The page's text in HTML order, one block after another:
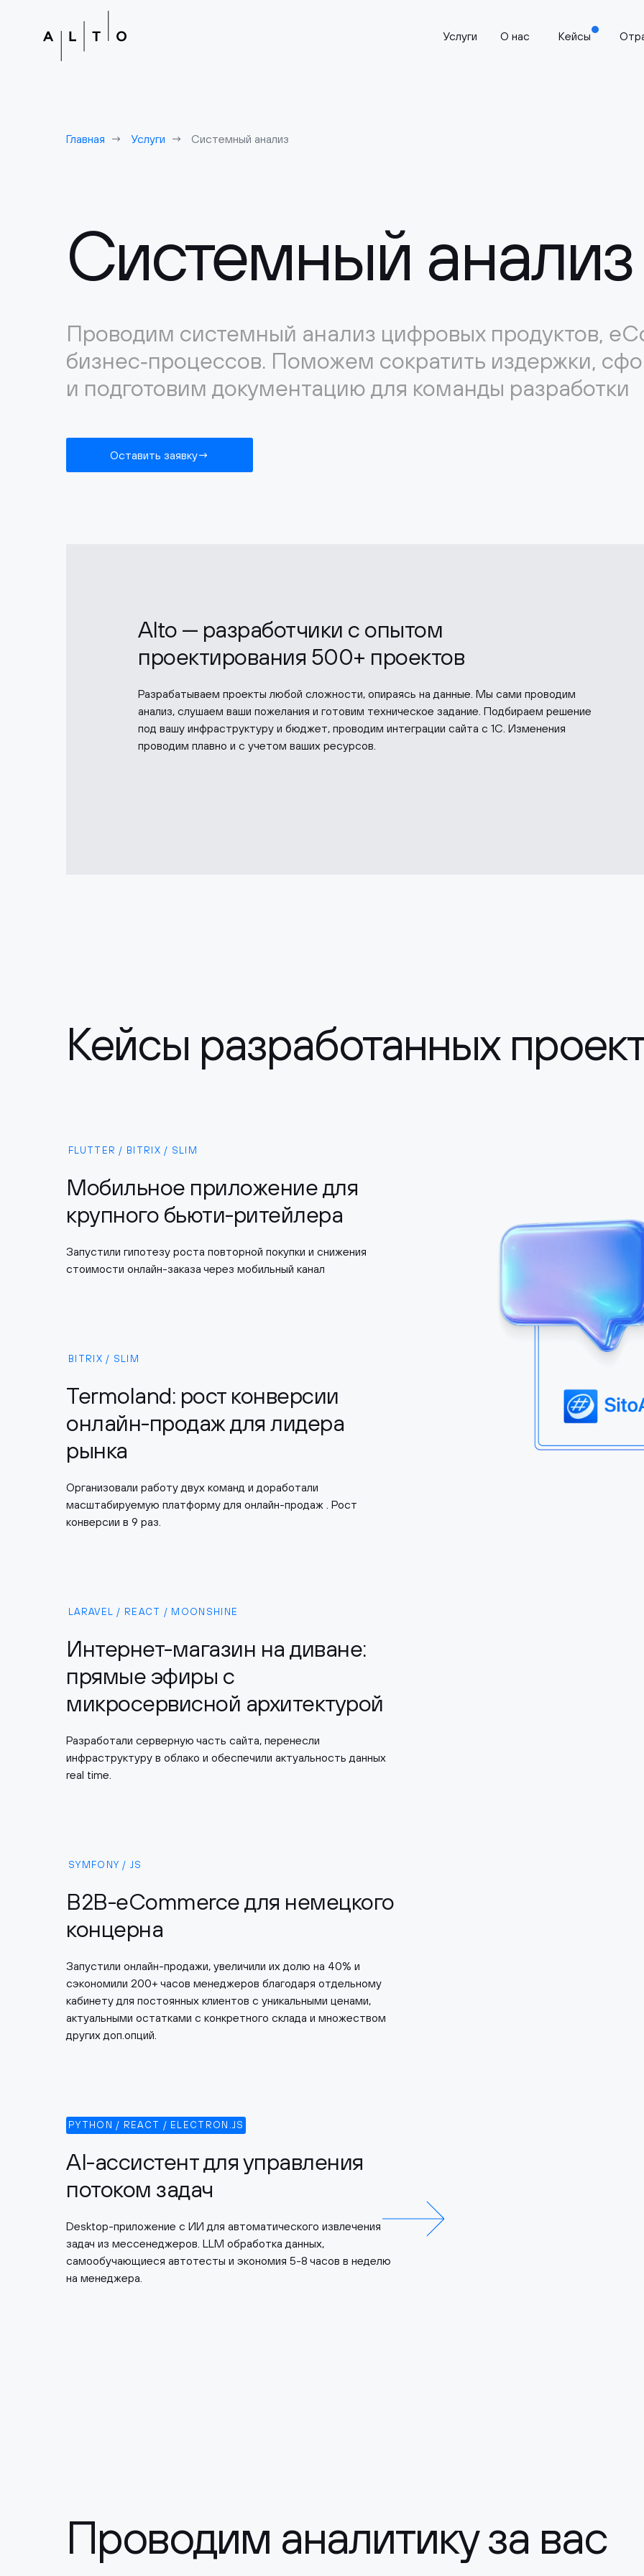
Услуги О нас Кейсы
Главная Услуги Системный анализ
Системный анализ
Проводим системный анализ цифровых продуктов,
бизнес‑процессов. Поможем сократить издержки,
и подготовим документацию для команды разработки
Оставить заявку
Alto — разработчики с опытом
проектирования 500+ проектов
Разрабатываем проекты любой сложности, опираясь на данные. Мы сами проводим
анализ, слушаем ваши пожелания и готовим техническое задание. Подбираем решение
под вашу инфраструктуру и бюджет, проводим интеграции сайта с 1С. Изменения
проводим плавно и с учетом ваших ресурсов.
Кейсы разработанных
FLUTTER / BITRIX / SLIM
Мобильное приложение для
крупного бьюти-ритейлера
Запустили гипотезу роста повторной покупки и снижения
стоимости онлайн-заказа через мобильный канал
BITRIX / SLIM
Termoland: рост конверсии
онлайн-продаж для лидера
рынка
Организовали работу двух команд и доработали
масштабируемую платформу для онлайн-продаж . Рост
конверсии в 9 раз.
LARAVEL / REACT / MOONSHINE
Интернет-магазин на диване:
прямые эфиры с
микросервисной архитектурой
Разработали серверную часть сайта, перенесли
инфраструктуру в облако и обеспечили актуальность данных
real time.
SYMFONY / JS
B2B-eCommerce для немецкого
концерна
Запустили онлайн-продажи, увеличили их долю на 40% и
сэкономили 200+ часов менеджеров благодаря отдельному
кабинету для постоянных клиентов с уникальными ценами,
актуальными остатками с конкретного склада и множеством
других доп.опций.
PYTHON / REACT / ELECTRON.JS
AI-ассистент для управления
потоком задач
Desktop-приложение с ИИ для автоматического извлечения
задач из мессенеджеров. LLM обработка данных,
самообучающиеся автотесты и экономия 5-8 часов в неделю
на менеджера.
Проводим аналитику за вас